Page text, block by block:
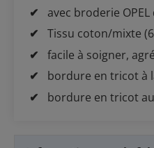
avec broderie OPEL
Tissu coton/mixte
facile à soigner,
bordure en tricot à
bordure en tricot